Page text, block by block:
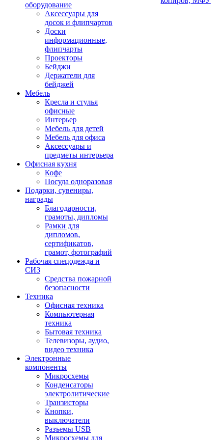
оборудование
Аксессуары для
досок и флипчартов
Доски
информационные,
флипчарты
Проекторы
Бейджи
Держатели для
бейджей
Мебель
Кресла и стулья
офисные
Интерьер
Мебель для детей
Мебель для офиса
Аксессуары и
предметы интерьера
Офисная кухня
Кофе
Посуда одноразовая
Подарки, сувениры,
награды
Благодарности,
грамоты, дипломы
Рамки для
дипломов,
сертификатов,
грамот, фотографий
Рабочая спецодежда и
СИЗ
Средства пожарной
безопасности
Техника
Офисная техника
Компьютерная
техника
Бытовая техника
Телевизоры, аудио,
видео техника
Электронные
компоненты
Микросхемы
Конденсаторы
электролитические
Транзисторы
Кнопки,
выключатели
Разъемы USB
Микросхемы для